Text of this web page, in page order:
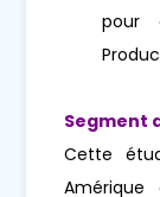
pour
Segment
Cette